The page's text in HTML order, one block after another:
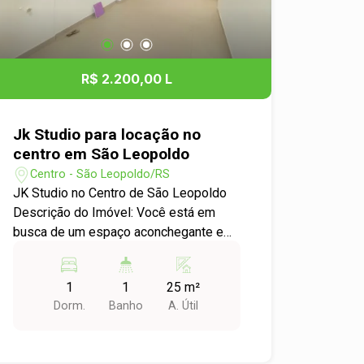
oferece fácil acesso a uma variedade
de serviços e comodidades, como: -
Supermercados - Farmácias -
Restaurantes - Lojas de conveniência -
Transporte público Não perca a chance
conforto, praticidade e uma localização
privilegiada. Entre em contato e agende
uma visita!
R$ 2.200,00 L
Jk Studio para locação no
centro em São Leopoldo
Centro - São Leopoldo/RS
JK Studio no Centro de São Leopoldo
Descrição do Imóvel: Você está em
busca de um espaço aconchegante e
apartamento JK Studio localizado no
coração do Centro de São Leopoldo.
Este imóvel, com 1 dormitório, é ideal
1
Dorm.
1
Banho
25 m²
A. Útil